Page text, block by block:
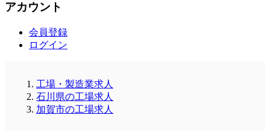
アカウント
会員登録
ログイン
工場・製造業求人
石川県の工場求人
加賀市の工場求人